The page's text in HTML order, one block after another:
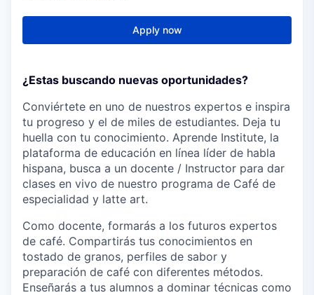
Apply now
¿Estas buscando nuevas oportunidades?
Conviértete en uno de nuestros expertos e inspira
tu progreso y el de miles de estudiantes. Deja tu
huella con tu conocimiento. Aprende Institute, la
plataforma de educación en línea líder de habla
hispana, busca a un docente / Instructor para dar
clases en vivo de nuestro programa de Café de
especialidad y latte art.
Como docente, formarás a los futuros expertos
de café. Compartirás tus conocimientos en
tostado de granos, perfiles de sabor y
preparación de café con diferentes métodos.
Enseñarás a tus alumnos a dominar técnicas como